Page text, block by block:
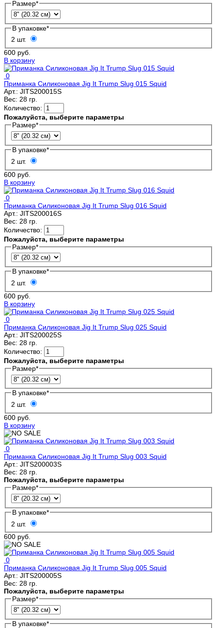
Размер*
В упаковке*
2 шт.
600 руб.
В корзину
0
Приманка Силиконовая Jig It Trump Slug 015 Squid
Арт.: JITS200015S
Вес: 28 гр.
Количество:
Пожалуйста, выберите параметры
Размер*
В упаковке*
2 шт.
600 руб.
В корзину
0
Приманка Силиконовая Jig It Trump Slug 016 Squid
Арт.: JITS200016S
Вес: 28 гр.
Количество:
Пожалуйста, выберите параметры
Размер*
В упаковке*
2 шт.
600 руб.
В корзину
0
Приманка Силиконовая Jig It Trump Slug 025 Squid
Арт.: JITS200025S
Вес: 28 гр.
Количество:
Пожалуйста, выберите параметры
Размер*
В упаковке*
2 шт.
600 руб.
В корзину
0
Приманка Силиконовая Jig It Trump Slug 003 Squid
Арт.: JITS200003S
Вес: 28 гр.
Пожалуйста, выберите параметры
Размер*
В упаковке*
2 шт.
600 руб.
0
Приманка Силиконовая Jig It Trump Slug 005 Squid
Арт.: JITS200005S
Вес: 28 гр.
Пожалуйста, выберите параметры
Размер*
В упаковке*